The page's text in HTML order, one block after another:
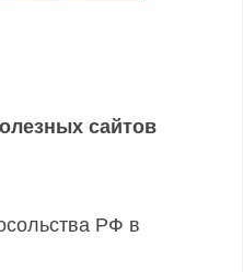
сайтов
РФ в